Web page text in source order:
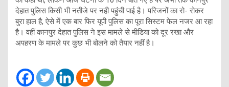
देहात पुलिस किसी भी नतीजे पर नही पहुंची पाई है। परिजनों का रो- रोकर
बुरा हाल है, ऐसे में एक बार फिर यूपी पुलिस का पूरा सिस्टम फेल नजर आ रहा
है। वहीं कानपुर देहात पुलिस ने इस मामले से मीडिया को दूर रखा और
अपहरण के मामले पर कुछ भी बोलने को तैयार नहीं है।